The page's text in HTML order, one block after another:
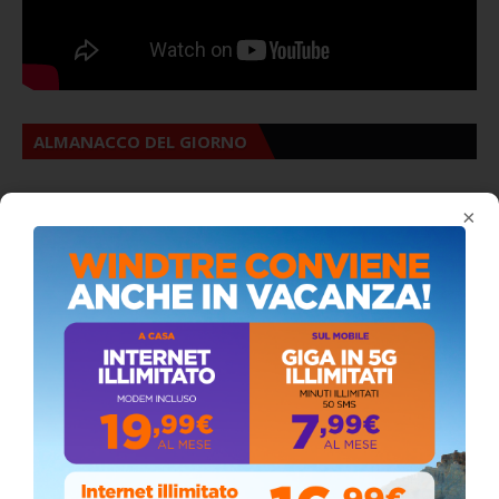
×
ALMANACCO DEL GIORNO
Coronavirus: messaggio del Sindaco Zambito
ai cittadini
Domenica, Novembre 22, 2020